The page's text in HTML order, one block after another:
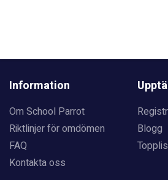
Information
Om School Parrot
Riktlinjer för omdömen
FAQ
Kontakta oss
Blogg